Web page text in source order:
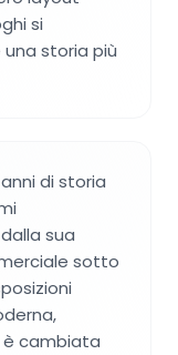
si
storia più
di storia
sua
sotto
cambiata